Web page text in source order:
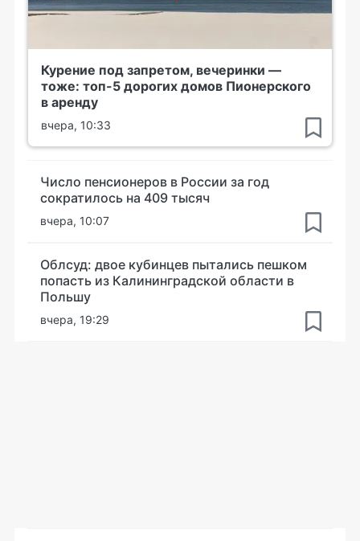
Курение под запретом, вечеринки —
тоже: топ-5 дорогих домов Пионерского
в аренду
вчера, 10:33
Число пенсионеров в России за год
сократилось на 409 тысяч
вчера, 10:07
Облсуд: двое кубинцев пытались пешком
попасть из Калининградской области в
Польшу
вчера, 19:29